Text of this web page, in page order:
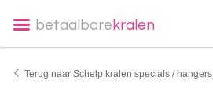
betaalbare kralen
Terug naar Schelp kralen specials / hangers